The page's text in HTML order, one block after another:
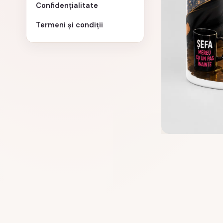
Confidențialitate
Termeni și condiții